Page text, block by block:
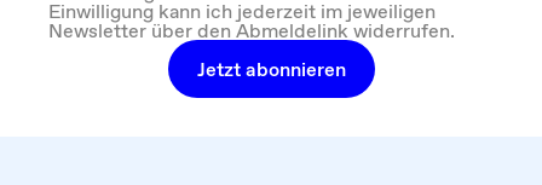
Einwilligung kann ich jederzeit im jeweiligen
Newsletter über den Abmeldelink widerrufen.
Jetzt abonnieren